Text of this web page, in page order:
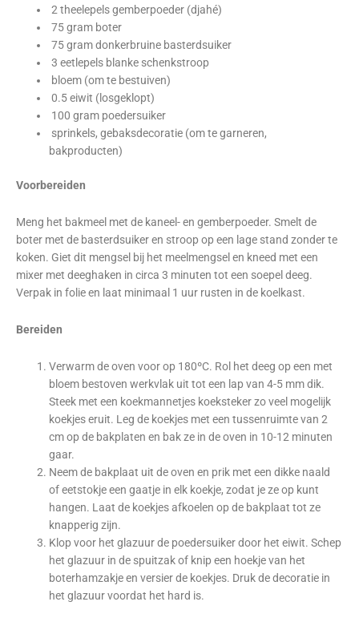
2 theelepels gemberpoeder (djahé)
75 gram boter
75 gram donkerbruine basterdsuiker
3 eetlepels blanke schenkstroop
bloem (om te bestuiven)
0.5 eiwit (losgeklopt)
100 gram poedersuiker
sprinkels, gebaksdecoratie (om te garneren,
bakproducten)
Voorbereiden
Meng het bakmeel met de kaneel- en gemberpoeder. Smelt de
boter met de basterdsuiker en stroop op een lage stand zonder te
koken. Giet dit mengsel bij het meelmengsel en kneed met een
mixer met deeghaken in circa 3 minuten tot een soepel deeg.
Verpak in folie en laat minimaal 1 uur rusten in de koelkast.
Bereiden
Verwarm de oven voor op 180ºC. Rol het deeg op een met
bloem bestoven werkvlak uit tot een lap van 4-5 mm dik.
Steek met een koekmannetjes koeksteker zo veel mogelijk
koekjes eruit. Leg de koekjes met een tussenruimte van 2
cm op de bakplaten en bak ze in de oven in 10-12 minuten
gaar.
Neem de bakplaat uit de oven en prik met een dikke naald
of eetstokje een gaatje in elk koekje, zodat je ze op kunt
hangen. Laat de koekjes afkoelen op de bakplaat tot ze
knapperig zijn.
Klop voor het glazuur de poedersuiker door het eiwit. Schep
het glazuur in de spuitzak of knip een hoekje van het
boterhamzakje en versier de koekjes. Druk de decoratie in
het glazuur voordat het hard is.